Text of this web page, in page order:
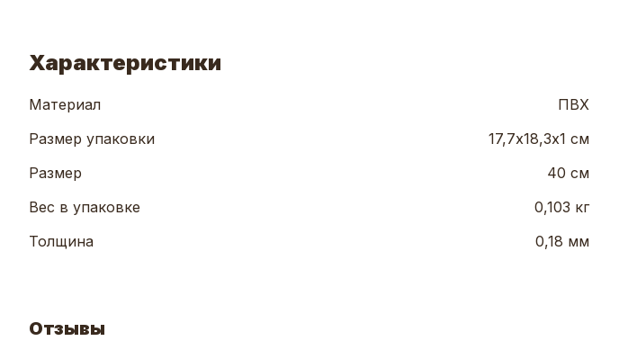
Характеристики
Материал
ПВХ
Размер упаковки
17,7х18,3х1 см
Размер
40 см
Вес в упаковке
0,103 кг
Толщина
0,18 мм
Отзывы